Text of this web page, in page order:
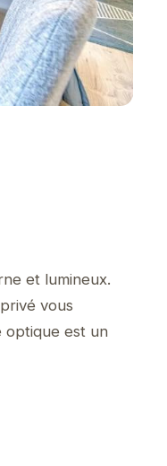
et lumineux.
vous
optique est un